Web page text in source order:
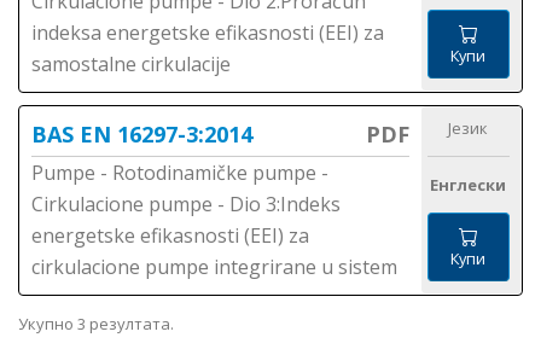
indeksa energetske efikasnosti (EEI) za
samostalne cirkulacije
Купи
BAS EN 16297-3:2014 PDF
Pumpe - Rotodinamičke pumpe -
Cirkulacione pumpe - Dio 3:Indeks
energetske efikasnosti (EEI) za
cirkulacione pumpe integrirane u sistem
Језик
Енглески
Купи
Укупно 3 резултата.